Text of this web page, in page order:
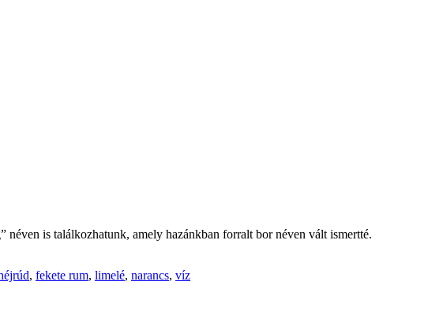
is találkozhatunk, amely hazánkban forralt bor néven vált ismertté.
, fekete rum, limelé, narancs, víz